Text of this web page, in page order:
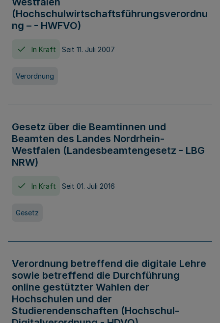
(Hochschulwirtschaftsführungsverordnu
ng – - HWFVO)
In Kraft Seit 11. Juli 2007
Verordnung
Gesetz über die Beamtinnen und
Beamten des Landes Nordrhein-
Westfalen (Landesbeamtengesetz - LBG
NRW)
In Kraft Seit 01. Juli 2016
Gesetz
Verordnung betreffend die digitale Lehre
sowie betreffend die Durchführung
online gestützter Wahlen der
Hochschulen und der
Studierendenschaften (Hochschul-